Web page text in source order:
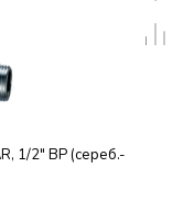
1/2" ВР (сереб.-